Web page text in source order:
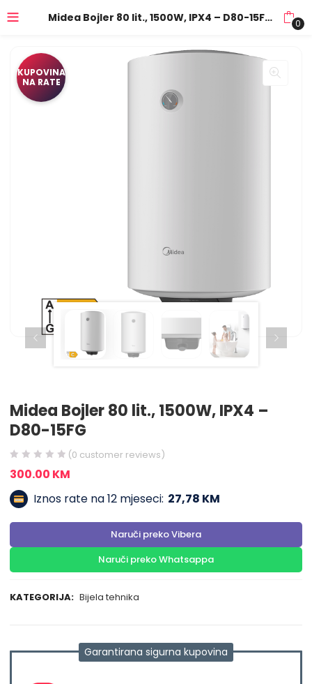
Midea Bojler 80 lit., 1500W, IPX4 – D80-15FG 0
KUPOVINA
NA RATE
Midea Bojler 80 lit., 1500W, IPX4 –
D80-15FG
(0 customer reviews)
300.00 KM
Iznos rate na 12 mjeseci: 27,78 KM
Naruči preko Vibera
Naruči preko Whatsappa
KATEGORIJA: Bijela tehnika
Garantirana sigurna kupovina